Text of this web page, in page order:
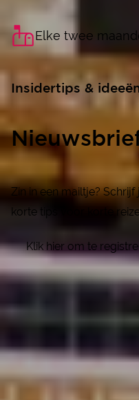
Elke twee
Insidertips &
Zin in een mailtje?
korte tips voor korte
Klik hier om te